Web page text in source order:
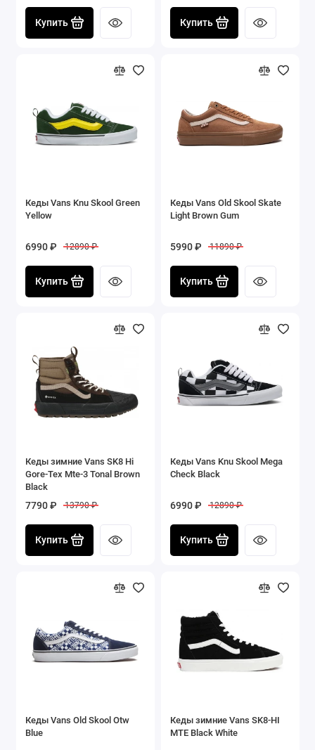
Купить Купить
Кеды Vans Knu Skool Green
Yellow
6990 ₽ 12890 ₽
Купить
Кеды Vans Old Skool Skate
Light Brown Gum
5990 ₽ 11890 ₽
Купить
Кеды зимние Vans SK8 Hi
Gore-Tex Mte-3 Tonal Brown
Black
7790 ₽ 13790 ₽
Купить
Кеды Vans Knu Skool Mega
Check Black
6990 ₽ 12890 ₽
Купить
Кеды Vans Old Skool Otw
Blue
Кеды зимние Vans SK8-HI
MTE Black White